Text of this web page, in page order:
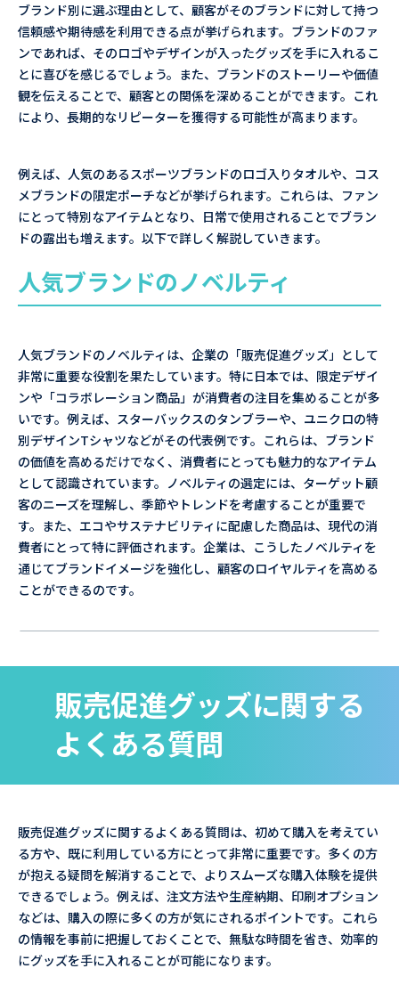
ブランド別に選ぶ理由として、顧客がそのブランドに対して持つ
信頼感や期待感を利用できる点が挙げられます。ブランドのファ
ンであれば、そのロゴやデザインが入ったグッズを手に入れるこ
とに喜びを感じるでしょう。また、ブランドのストーリーや価値
観を伝えることで、顧客との関係を深めることができます。これ
により、長期的なリピーターを獲得する可能性が高まります。
例えば、人気のあるスポーツブランドのロゴ入りタオルや、コス
メブランドの限定ポーチなどが挙げられます。これらは、ファン
にとって特別なアイテムとなり、日常で使用されることでブラン
ドの露出も増えます。以下で詳しく解説していきます。
人気ブランドのノベルティ
人気ブランドのノベルティは、企業の「販売促進グッズ」として
非常に重要な役割を果たしています。特に日本では、限定デザイ
ンや「コラボレーション商品」が消費者の注目を集めることが多
いです。例えば、スターバックスのタンブラーや、ユニクロの特
別デザインTシャツなどがその代表例です。これらは、ブランド
の価値を高めるだけでなく、消費者にとっても魅力的なアイテム
として認識されています。ノベルティの選定には、ターゲット顧
客のニーズを理解し、季節やトレンドを考慮することが重要で
す。また、エコやサステナビリティに配慮した商品は、現代の消
費者にとって特に評価されます。企業は、こうしたノベルティを
通じてブランドイメージを強化し、顧客のロイヤルティを高める
ことができるのです。
販売促進グッズに関する
よくある質問
販売促進グッズに関するよくある質問は、初めて購入を考えてい
る方や、既に利用している方にとって非常に重要です。多くの方
が抱える疑問を解消することで、よりスムーズな購入体験を提供
できるでしょう。例えば、注文方法や生産納期、印刷オプション
などは、購入の際に多くの方が気にされるポイントです。これら
の情報を事前に把握しておくことで、無駄な時間を省き、効率的
にグッズを手に入れることが可能になります。